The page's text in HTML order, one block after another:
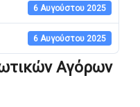
6 Αυγούστου 2025
6 Αυγούστου 2025
Αγόρων